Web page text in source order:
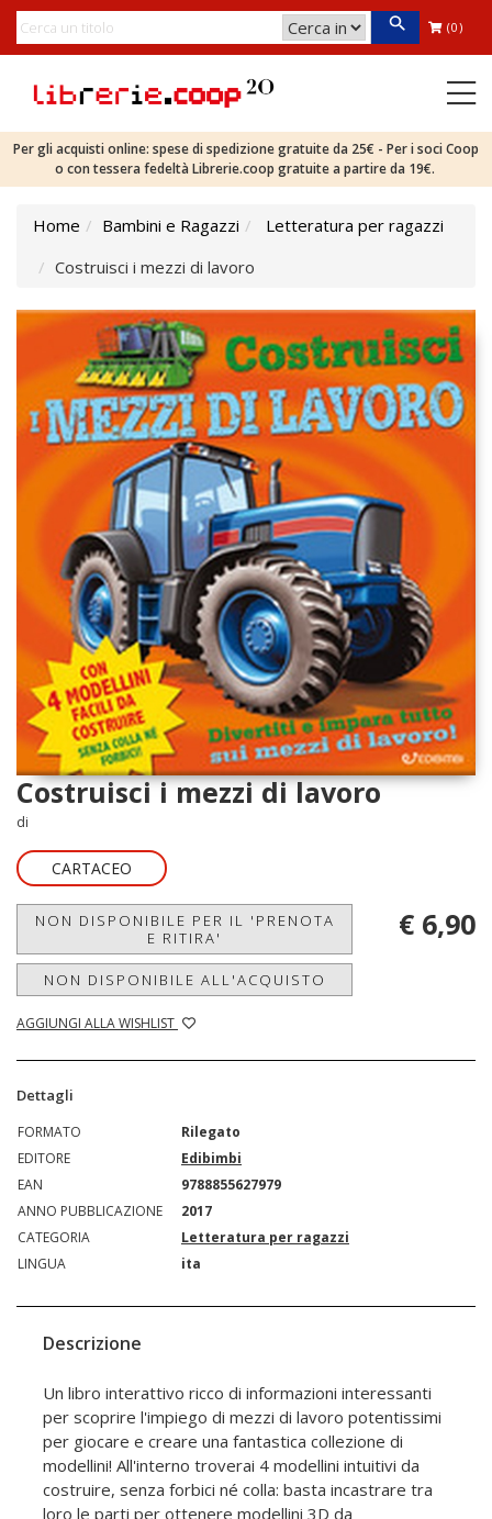
(0)
Per gli acquisti online: spese di spedizione gratuite da 25€ - Per i soci Coop
o con tessera fedeltà Librerie.coop gratuite a partire da 19€.
Home Bambini e Ragazzi
Letteratura per ragazzi
Costruisci i mezzi di lavoro
Costruisci i mezzi di lavoro
di
CARTACEO
NON DISPONIBILE PER IL 'PRENOTA
E RITIRA'
NON DISPONIBILE ALL'ACQUISTO
AGGIUNGI ALLA WISHLIST
€ 6,90
Dettagli
FORMATO
Rilegato
EDITORE
Edibimbi
EAN
9788855627979
ANNO PUBBLICAZIONE
2017
CATEGORIA
Letteratura per ragazzi
LINGUA
ita
Descrizione
Un libro interattivo ricco di informazioni interessanti
per scoprire l'impiego di mezzi di lavoro potentissimi
per giocare e creare una fantastica collezione di
modellini! All'interno troverai 4 modellini intuitivi da
costruire, senza forbici né colla: basta incastrare tra
loro le parti per ottenere modellini 3D da